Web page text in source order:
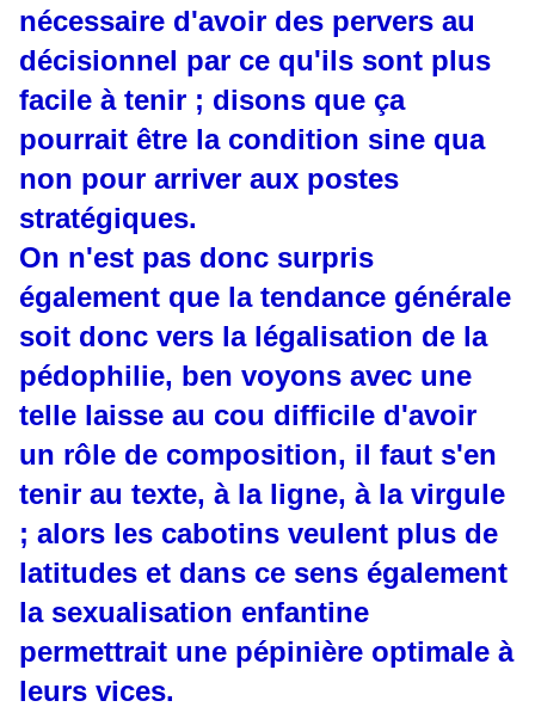
nécessaire d'avoir des pervers au
décisionnel par ce qu'ils sont plus
facile à tenir ; disons que ça
pourrait être la condition sine qua
non pour arriver aux postes
stratégiques.
On n'est pas donc surpris
également que la tendance générale
soit donc vers la légalisation de la
pédophilie, ben voyons avec une
telle laisse au cou difficile d'avoir
un rôle de composition, il faut s'en
tenir au texte, à la ligne, à la virgule
; alors les cabotins veulent plus de
latitudes et dans ce sens également
la sexualisation enfantine
permettrait une pépinière optimale à
leurs vices.